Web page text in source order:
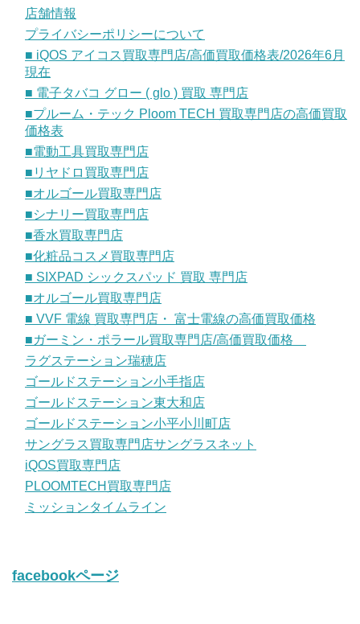
店舗情報
プライバシーポリシーについて
■ iQOS アイコス買取専門店/高価買取価格表/2026年6月
現在
■ 電子タバコ グロー ( glo ) 買取 専門店
■プルーム・テック Ploom TECH 買取専門店の高価買取
価格表
■電動工具買取専門店
■リヤドロ買取専門店
■オルゴール買取専門店
■シナリー買取専門店
■香水買取専門店
■化粧品コスメ買取専門店
■ SIXPAD シックスパッド 買取 専門店
■オルゴール買取専門店
■ VVF 電線 買取専門店・ 富士電線の高価買取価格
■ガーミン・ポラール買取専門店/高価買取価格
ラグステーション瑞穂店
ゴールドステーション小手指店
ゴールドステーション東大和店
ゴールドステーション小平小川町店
サングラス買取専門店サングラスネット
iQOS買取専門店
PLOOMTECH買取専門店
ミッションタイムライン
facebookページ